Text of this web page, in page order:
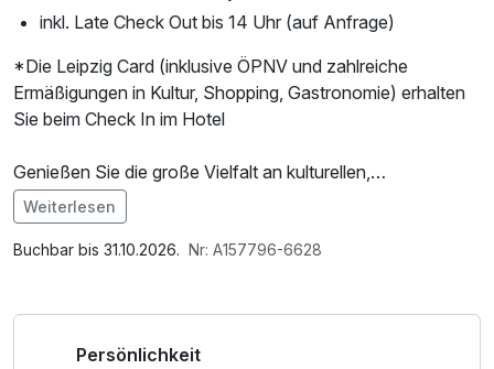
inkl. Late Check Out bis 14 Uhr (auf Anfrage)
*Die Leipzig Card (inklusive ÖPNV und zahlreiche
Ermäßigungen in Kultur, Shopping, Gastronomie) erhalten
Sie beim Check In im Hotel
Genießen Sie die große Vielfalt an kulturellen,
gastronomischen und Einzelhandels-Einrichtungen. Im
Arrangement haben wir für Sie bereits die Leipzig Welcome
Card für einen Tag inkludiert - ein Muss für jeden, der die
öffentlichen Verkehrsmittel im Leipziger Stadtgebiet
Im Angebot enthalten
Nutzung des Fitnessbereichs, W-LAN Nutzung /
Weiterlesen
Buchbar bis 31.10.2026. Nr: A157796-6628
Persönlichkeit